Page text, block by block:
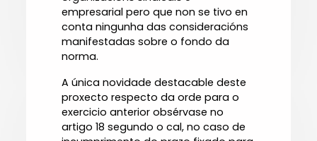
empresarial pero que non se tivo en
conta ningunha das consideracións
manifestadas sobre o fondo da
norma.
A única novidade destacable deste
proxecto respecto da orde para o
exercicio anterior obsérvase no
artigo 18 segundo o cal, no caso de